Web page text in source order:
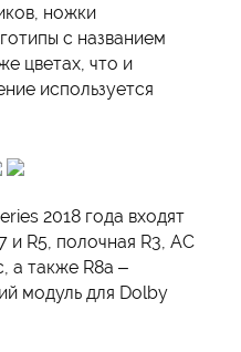
ножки
с названием
цветах, что и
используется
2018 года входят
и R5, полочная R3, АС
а также R8a –
модуль для Dolby